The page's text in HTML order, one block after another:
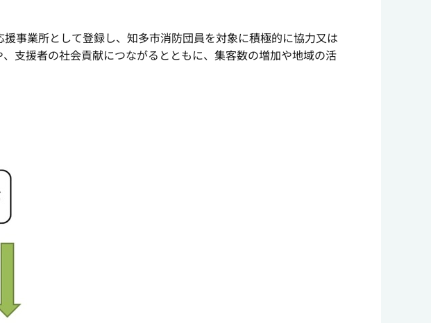
事業所として登録し、知多市消防団員を対象に積極的に協力又は
支援者の社会貢献につながるとともに、集客数の増加や地域の活